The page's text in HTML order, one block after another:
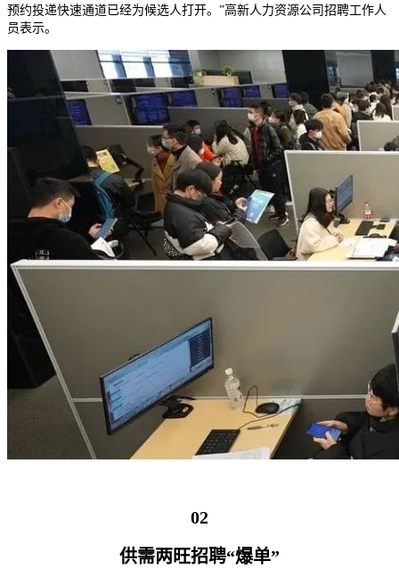
预约投递快速通道已经为候选人打开。”高新人力资源公司招聘工作人
员表示。
02
供需两旺招聘“爆单”